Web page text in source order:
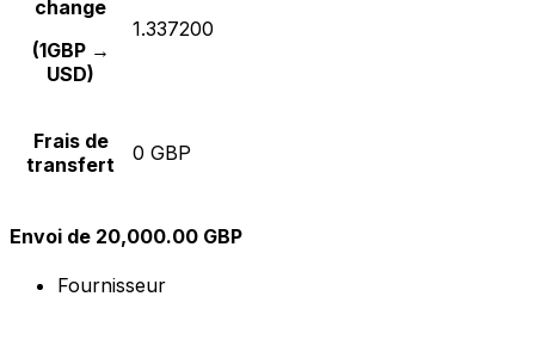
change
(1GBP →
USD)
1.337200
Frais de
transfert
0 GBP
Envoi de 20,000.00 GBP
Fournisseur